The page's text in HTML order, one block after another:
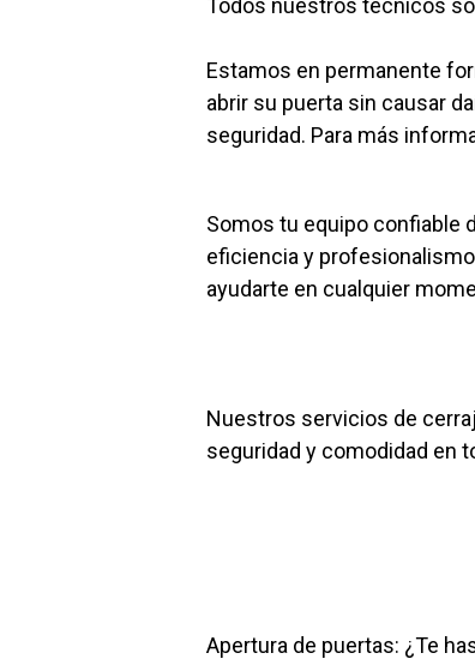
Todos nuestros técnicos
Estamos en permanente
abrir su puerta sin causar
seguridad. Para más
Somos tu equipo confiable
eficiencia y
ayudarte en cualquier
Nuestros servicios de
seguridad y comodidad en
Apertura de puertas: ¿Te